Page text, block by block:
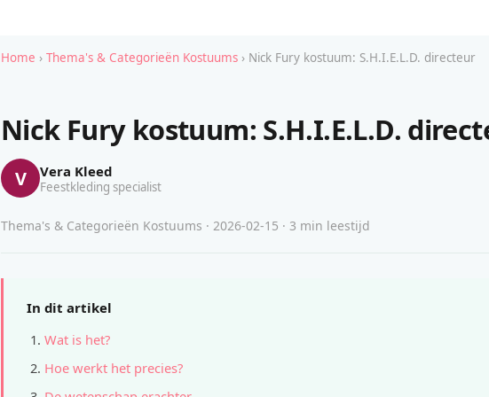
Home › Thema's & Categorieën Kostuums › Nick Fury kostuum: S.H.I.E.L.D. directeur
Nick Fury kostuum: S.H.I.E.L.D.
V Vera Kleed
Feestkleding specialist
Thema's & Categorieën Kostuums · 2026-02-15 · 3 min leestijd
In dit artikel
Wat is het?
Hoe werkt het precies?